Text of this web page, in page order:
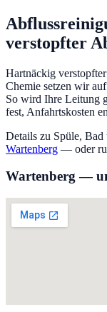
verstopfter
Hartnäckig
Chemie setzen wir
So wird Ihre Leitung
fest, Anfahrtskosten
Details zu Spüle, Bad
Wartenberg — oder
Wartenberg—